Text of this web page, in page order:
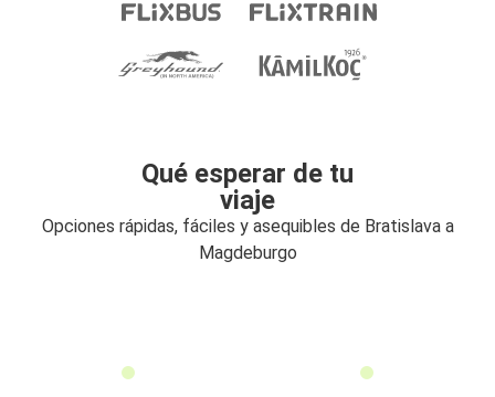
Qué esperar de tu
viaje
Opciones rápidas, fáciles y asequibles de Bratislava a
Magdeburgo